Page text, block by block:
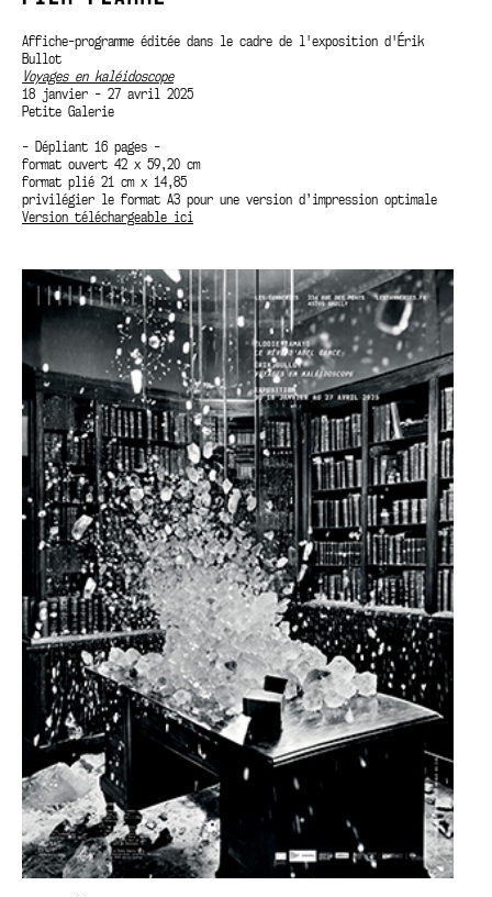
Affiche-programme éditée dans le cadre de l'exposition d'Érik
Bullot
Voyages en kaléidoscope
18 janvier - 27 avril 2025
Petite Galerie
- Dépliant 16 pages -
format ouvert 42 x 59,20 cm
format plié 21 cm x 14,85
privilégier le format A3 pour une version d’impression optimale
Version téléchargeable ici